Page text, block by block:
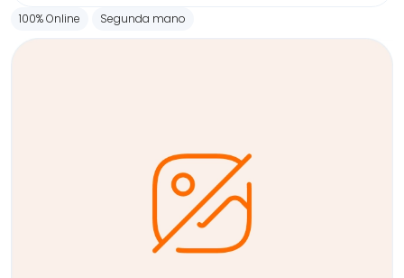
100% Online Segunda mano